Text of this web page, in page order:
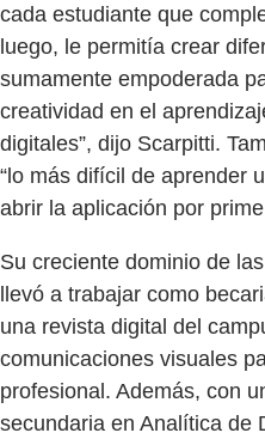
cada estudiante que
luego, le permitía crear
sumamente empoderada
creatividad en el
digitales”, dijo Scarpitti.
“lo más difícil de aprender
abrir la aplicación por
Su creciente dominio de
llevó a trabajar como
una revista digital del
comunicaciones visuales
profesional. Además, con
secundaria en Analítica de